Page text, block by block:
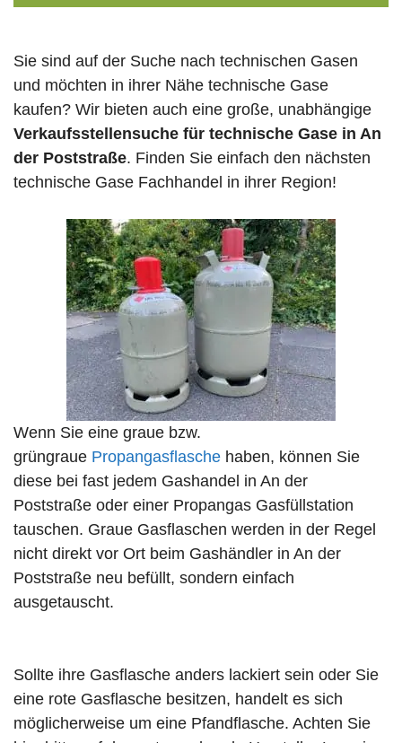
Sie sind auf der Suche nach technischen Gasen
und möchten in ihrer Nähe technische Gase
kaufen? Wir bieten auch eine große, unabhängige
Verkaufsstellensuche für technische Gase in An
der Poststraße. Finden Sie einfach den nächsten
technische Gase Fachhandel in ihrer Region!
Wenn Sie eine graue bzw.
grüngraue Propangasflasche haben, können Sie
diese bei fast jedem Gashandel in An der
Poststraße oder einer Propangas Gasfüllstation
tauschen. Graue Gasflaschen werden in der Regel
nicht direkt vor Ort beim Gashändler in An der
Poststraße neu befüllt, sondern einfach
ausgetauscht.
Sollte ihre Gasflasche anders lackiert sein oder Sie
eine rote Gasflasche besitzen, handelt es sich
möglicherweise um eine Pfandflasche. Achten Sie